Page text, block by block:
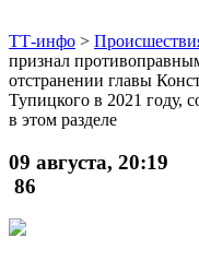
ТТ-инфо >
признал
отстранении главы
Тупицкого в 2021 году,
в этом разделе
09 августа, 20:19
86